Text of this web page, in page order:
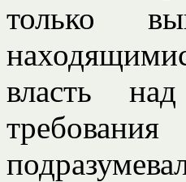
только
власть